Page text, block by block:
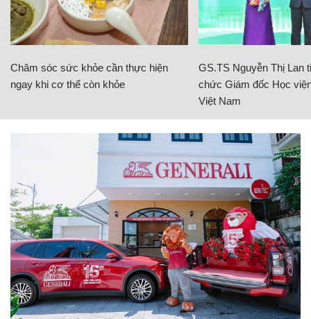
Chăm sóc sức khỏe cần thực hiện
ngay khi cơ thể còn khỏe
GS.TS Nguyễn Thị Lan
chức Giám đốc Học
Việt Nam